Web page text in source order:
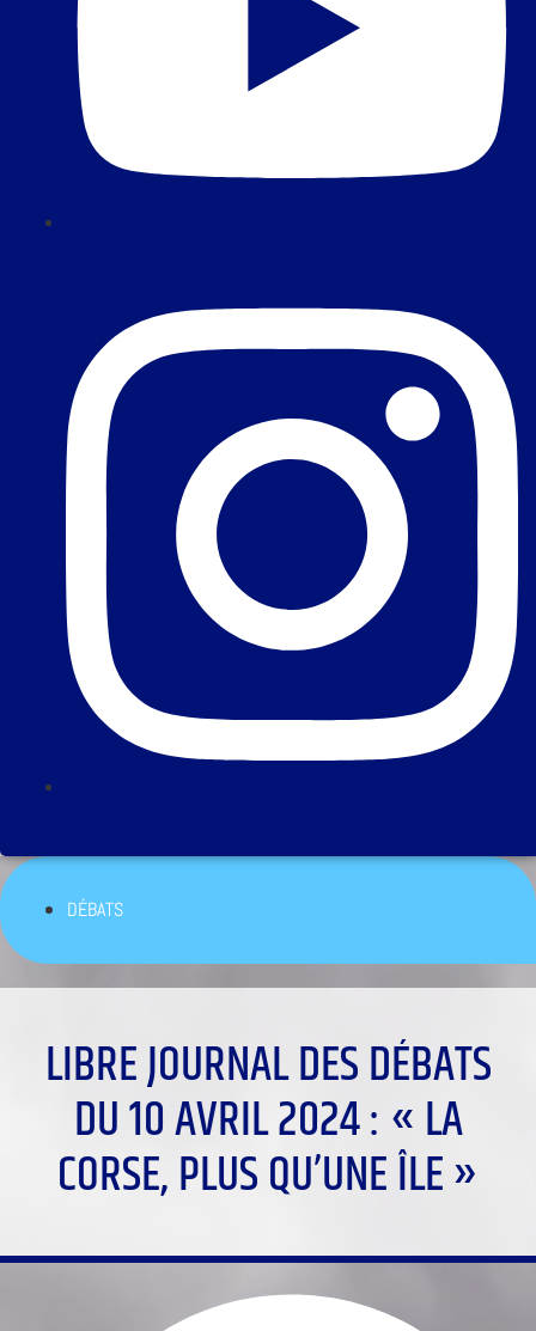
DÉBATS
LIBRE JOURNAL DES DÉBATS
DU 10 AVRIL 2024 : « LA
CORSE, PLUS QU’UNE ÎLE »